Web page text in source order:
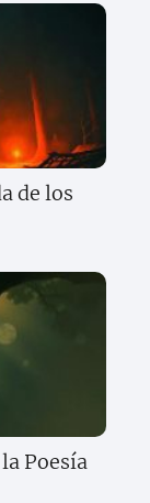
de los
Poesía